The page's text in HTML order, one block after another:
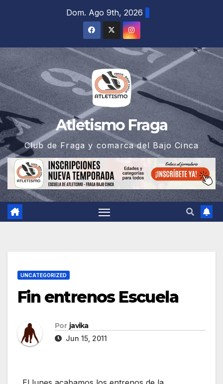
Dom. Ago 9th, 2026
Atletismo Fraga
Club de Fraga y comarca del Bajo Cinca
UNCATEGORIZED
Fin entrenos Escuela
Por javika
Jun 15, 2011